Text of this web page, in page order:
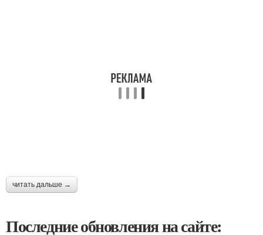
читать дальше →
Последние обновления на сайте: